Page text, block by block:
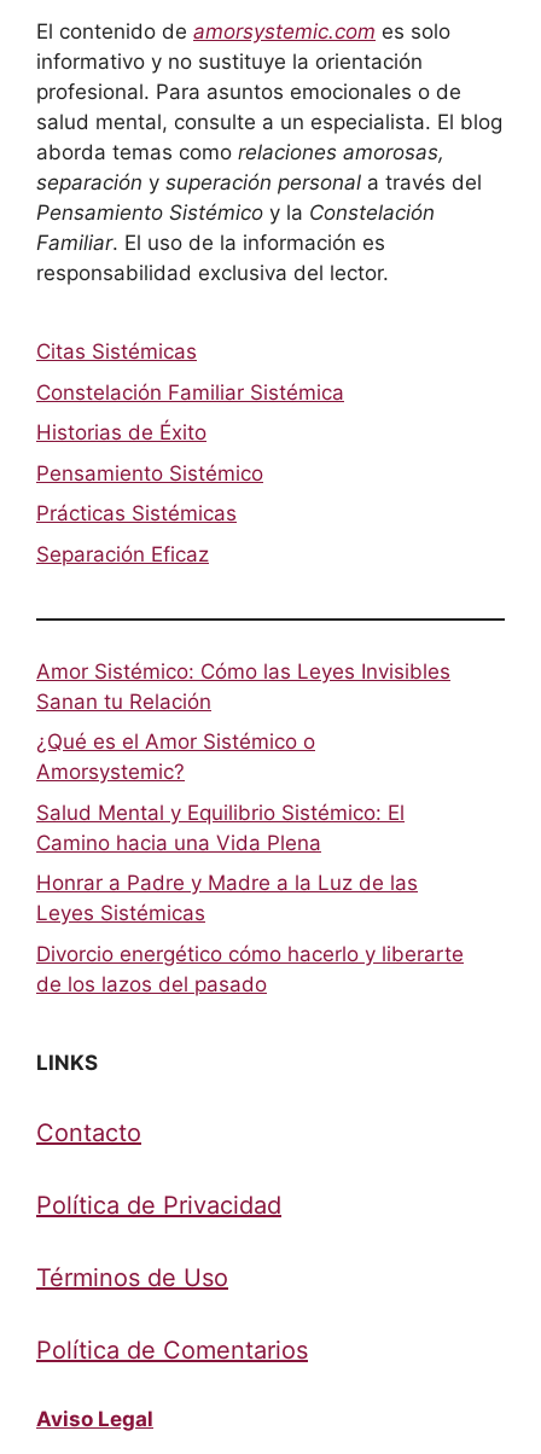
El contenido de amorsystemic.com es solo
informativo y no sustituye la orientación
profesional. Para asuntos emocionales o de
salud mental, consulte a un especialista. El blog
aborda temas como relaciones amorosas,
separación y superación personal a través del
Pensamiento Sistémico y la Constelación
Familiar. El uso de la información es
responsabilidad exclusiva del lector.
Citas Sistémicas
Constelación Familiar Sistémica
Historias de Éxito
Pensamiento Sistémico
Prácticas Sistémicas
Separación Eficaz
Amor Sistémico: Cómo las Leyes Invisibles
Sanan tu Relación
¿Qué es el Amor Sistémico o
Amorsystemic?
Salud Mental y Equilibrio Sistémico: El
Camino hacia una Vida Plena
Honrar a Padre y Madre a la Luz de las
Leyes Sistémicas
Divorcio energético cómo hacerlo y liberarte
de los lazos del pasado
LINKS
Contacto
Política de Privacidad
Términos de Uso
Política de Comentarios
Aviso Legal